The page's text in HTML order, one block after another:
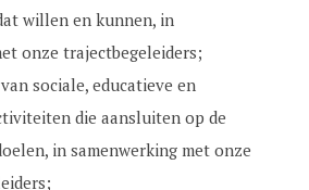
willen en kunnen, in
onze trajectbegeleiders;
sociale, educatieve en
die aansluiten op de
in samenwerking met onze